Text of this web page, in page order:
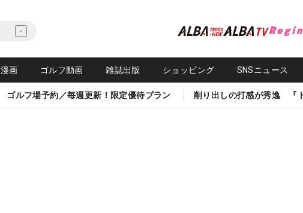
漫画 ゴルフ動画 雑誌出版 ショッピング SNSニュース
ゴルフ場予約／毎週更新！限定優待プラン 削り出しの打感が秀逸 『